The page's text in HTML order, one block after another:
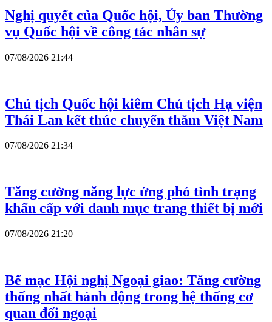
Nghị quyết của Quốc hội, Ủy ban Thường
vụ Quốc hội về công tác nhân sự
07/08/2026 21:44
Chủ tịch Quốc hội kiêm Chủ tịch Hạ viện
Thái Lan kết thúc chuyến thăm Việt Nam
07/08/2026 21:34
Tăng cường năng lực ứng phó tình trạng
khẩn cấp với danh mục trang thiết bị mới
07/08/2026 21:20
Bế mạc Hội nghị Ngoại giao: Tăng cường
thống nhất hành động trong hệ thống cơ
quan đối ngoại